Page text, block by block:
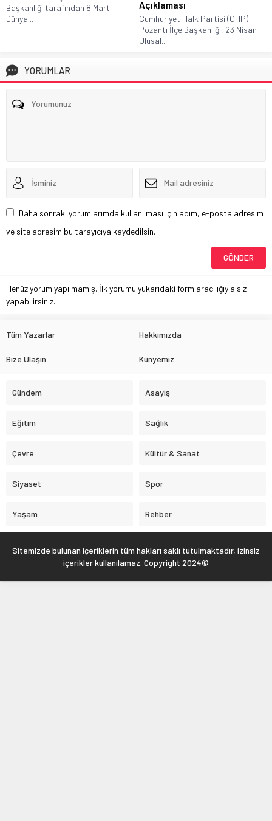
Başkanlığı tarafından 8 Mart
Dünya...
Açıklaması
Cumhuriyet Halk Partisi (CHP)
Pozantı İlçe Başkanlığı, 23 Nisan
Ulusal...
YORUMLAR
Daha sonraki yorumlarımda kullanılması için adım, e-posta adresim
ve site adresim bu tarayıcıya kaydedilsin.
Henüz yorum yapılmamış. İlk yorumu yukarıdaki form aracılığıyla siz
yapabilirsiniz.
Tüm Yazarlar Hakkımızda
Bize Ulaşın Künyemiz
Gündem Asayiş
Eğitim Sağlık
Çevre Kültür & Sanat
Siyaset Spor
Yaşam Rehber
Sitemizde bulunan içeriklerin tüm hakları saklı tutulmaktadır, izinsiz
içerikler kullanılamaz. Copyright 2024©